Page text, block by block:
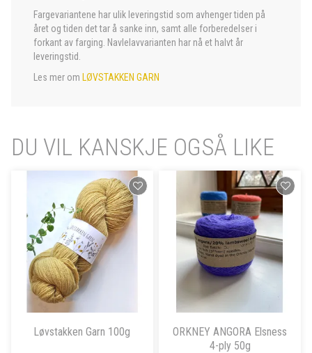
Fargevariantene har ulik leveringstid som avhenger tiden på
året og tiden det tar å sanke inn, samt alle forberedelser i
forkant av farging. Navlelavvarianten har nå et halvt år
leveringstid.
Les mer om LØVSTAKKEN GARN
DU VIL KANSKJE OGSÅ LIKE
Løvstakken Garn 100g
ORKNEY ANGORA Elsness
4-ply 50g